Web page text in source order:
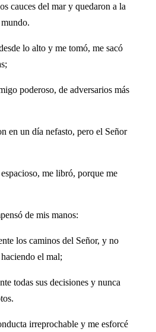
cauces del mar y quedaron a la
lo alto y me tomó, me sacó
poderoso, de adversarios más
en un día nefasto, pero el Señor
me libró, porque me
de mis manos:
los caminos del Señor, y no
el mal;
todas sus decisiones y nunca
irreprochable y me esforcé